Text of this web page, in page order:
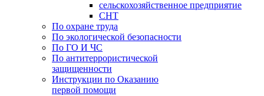
сельскохозяйственное предприятие
СНТ
По охране труда
По экологической безопасности
По ГО И ЧС
По антитеррористической
защищенности
Инструкции по Оказанию
первой помощи